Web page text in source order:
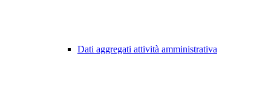
Dati aggregati attività amministrativa